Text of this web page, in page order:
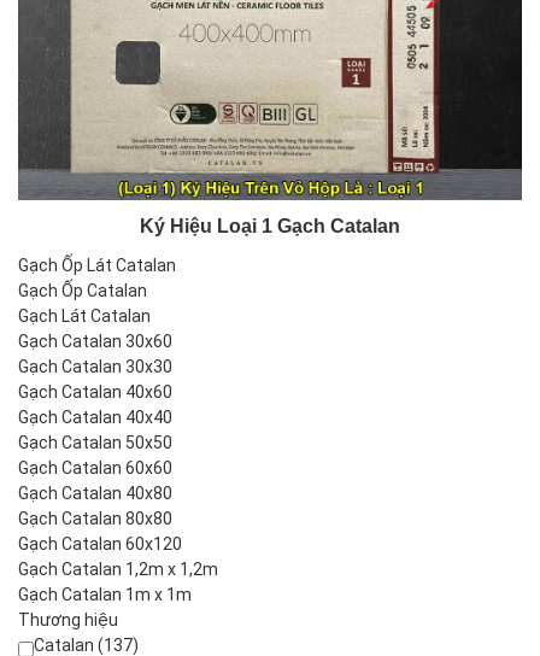
Ký Hiệu Loại 1 Gạch Catalan
Gạch Ốp Lát Catalan
Gạch Ốp Catalan
Gạch Lát Catalan
Gạch Catalan 30x60
Gạch Catalan 30x30
Gạch Catalan 40x60
Gạch Catalan 40x40
Gạch Catalan 50x50
Gạch Catalan 60x60
Gạch Catalan 40x80
Gạch Catalan 80x80
Gạch Catalan 60x120
Gạch Catalan 1,2m x 1,2m
Gạch Catalan 1m x 1m
Thương hiệu
Catalan (137)